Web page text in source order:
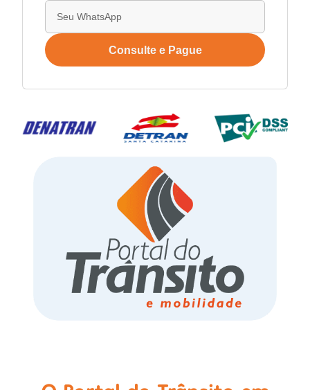
Consulte e Pague